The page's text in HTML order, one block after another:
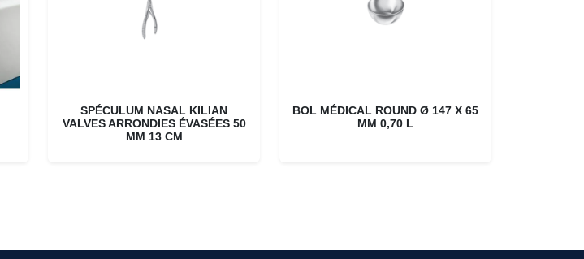
SPÉCULUM NASAL KILIAN
VALVES ARRONDIES ÉVASÉES 50
MM 13 CM
BOL MÉDICAL ROUND Ø 147 X 65
MM 0,70 L